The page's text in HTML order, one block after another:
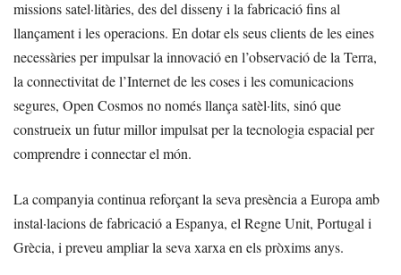
missions satel·litàries, des del disseny i la fabricació fins al
llançament i les operacions. En dotar els seus clients de les eines
necessàries per impulsar la innovació en l’observació de la Terra,
la connectivitat de l’Internet de les coses i les comunicacions
segures, Open Cosmos no només llança satèl·lits, sinó que
construeix un futur millor impulsat per la tecnologia espacial per
comprendre i connectar el món.
La companyia continua reforçant la seva presència a Europa amb
instal·lacions de fabricació a Espanya, el Regne Unit, Portugal i
Grècia, i preveu ampliar la seva xarxa en els pròxims anys.